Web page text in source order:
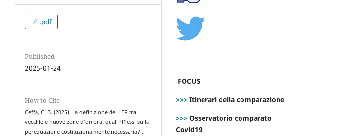
.pdf
Published
2025-01-24
How to Cite
Ceffa, C. B. (2025). La definizione dei LEP tra
vecchie e nuove zone d’ombra: quali riflessi sulla
perequazione costituzionalmente necessaria? .
FOCUS
>>> Itinerari della comparazione
>>> Osservatorio comparato
Covid19